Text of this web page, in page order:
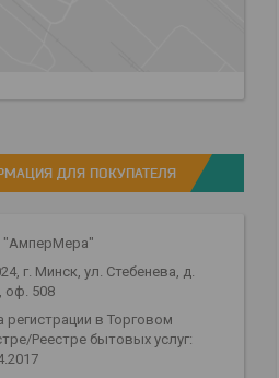
ДЛЯ ПОКУПАТЕЛЯ
г. Минск, ул. Стебенева, д.
оф. 508
регистрации в Торговом
Реестре бытовых услуг: